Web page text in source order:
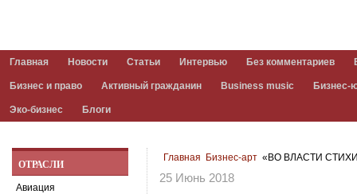
Главная Новости Статьи Интервью Без комментариев
Бизнес и право Активный гражданин Business music Бизнес-
Эко-бизнес Блоги
Главная Бизнес-арт «ВО ВЛАСТИ
25 Июнь 2018
ОТРАСЛИ
Авиация